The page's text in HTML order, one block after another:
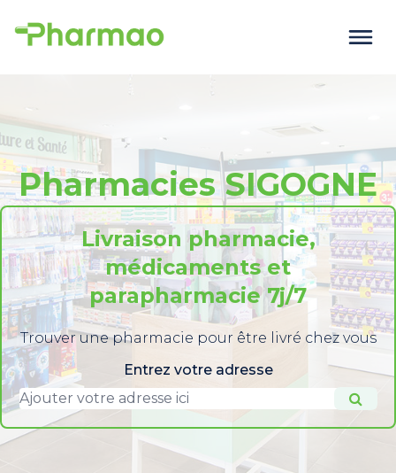
Pharmacies SIGOGNE
Livraison pharmacie,
médicaments et
parapharmacie 7j/7
Trouver une pharmacie pour être livré chez vous
Entrez votre adresse